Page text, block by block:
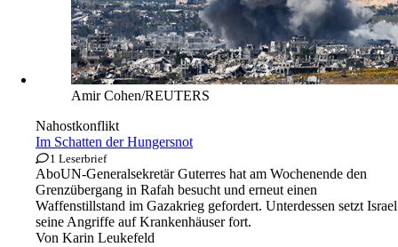
Amir Cohen/REUTERS
Nahostkonflikt
Im Schatten der Hungersnot
1 Leserbrief
AboUN-Generalsekretär Guterres hat am Wochenende den
Grenzübergang in Rafah besucht und erneut einen
Waffenstillstand im Gazakrieg gefordert. Unterdessen setzt Israel
seine Angriffe auf Krankenhäuser fort.
Von Karin Leukefeld